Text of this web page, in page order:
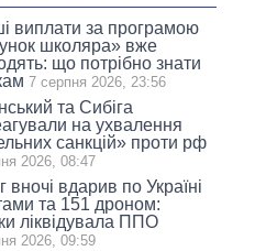
виплати за програмою
школяра» вже
що потрібно знати
7 серпня 2026, 23:56
та Сибіга
на ухвалення
санкцій» проти рф
2026, 08:47
вночі вдарив по Україні
та 151 дроном:
ліквідувала ППО
2026, 09:59